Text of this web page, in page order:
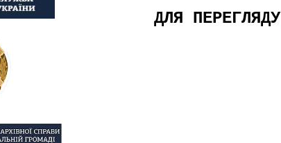
ДЛЯ ПЕРЕГЛЯДУ